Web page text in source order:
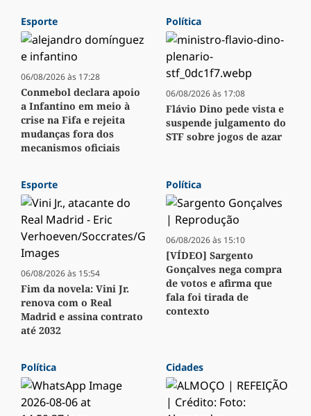
Esporte
06/08/2026 às 17:28
Conmebol declara apoio
a Infantino em meio à
crise na Fifa e rejeita
mudanças fora dos
mecanismos oficiais
Política
06/08/2026 às 17:08
Flávio Dino pede vista e
suspende julgamento do
STF sobre jogos de azar
Esporte
06/08/2026 às 15:54
Fim da novela: Vini Jr.
renova com o Real
Madrid e assina contrato
até 2032
Política
06/08/2026 às 15:10
[VÍDEO] Sargento
Gonçalves nega compra
de votos e afirma que
fala foi tirada de
contexto
Política Cidades